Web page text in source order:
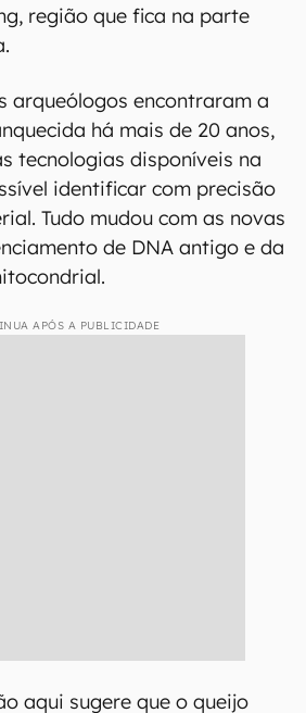
região que fica na parte
arqueólogos encontraram a
há mais de 20 anos,
tecnologias disponíveis na
identificar com precisão
Tudo mudou com as novas
de DNA antigo e da
APÓS A PUBLICIDADE
aqui sugere que o queijo